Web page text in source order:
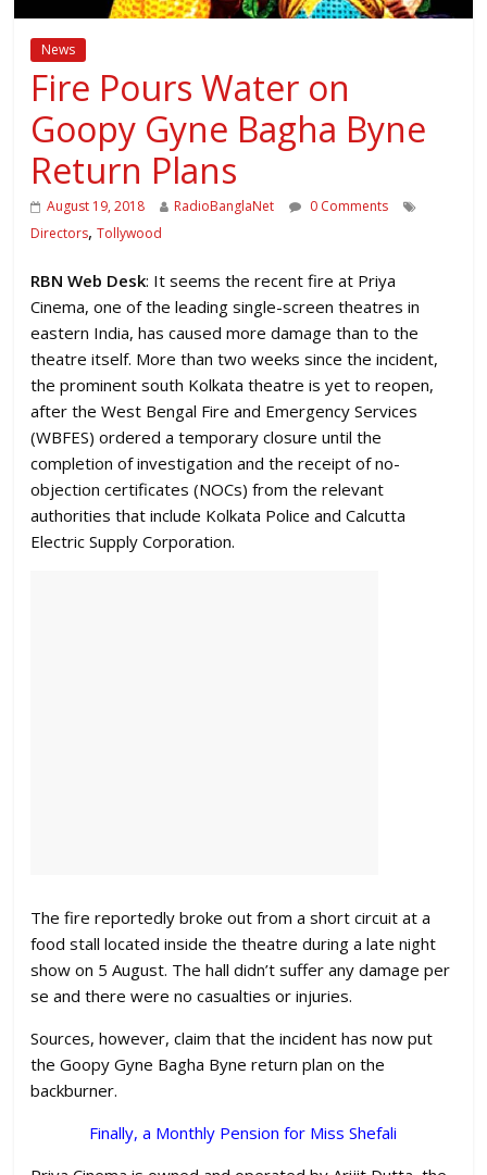
News
Fire Pours Water on
Goopy Gyne Bagha Byne
Return Plans
August 19, 2018 RadioBanglaNet
0 Comments
Directors,Tollywood
RBN Web Desk: It seems the recent fire at Priya
Cinema, one of the leading single-screen theatres in
eastern India, has caused more damage than to the
theatre itself. More than two weeks since the incident,
the prominent south Kolkata theatre is yet to reopen,
after the West Bengal Fire and Emergency Services
(WBFES) ordered a temporary closure until the
completion of investigation and the receipt of no-
objection certificates (NOCs) from the relevant
authorities that include Kolkata Police and Calcutta
Electric Supply Corporation.
The fire reportedly broke out from a short circuit at a
food stall located inside the theatre during a late night
show on 5 August. The hall didn’t suffer any damage per
se and there were no casualties or injuries.
Sources, however, claim that the incident has now put
the Goopy Gyne Bagha Byne return plan on the
backburner.
Finally, a Monthly Pension for Miss Shefali